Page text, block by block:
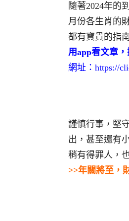
隨著2024年的
月份各生肖的
都有寶貴的指
用app看文章
網址： https://
謹慎行事，堅
出，甚至還有
稍有得罪人，
>>年關將至，